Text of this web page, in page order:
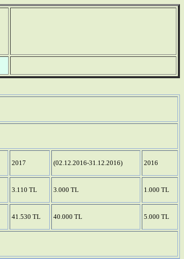
2017 (02.12.2016-31.12.2016) 2016
3.110 TL 3.000 TL 1.000 TL
41.530 TL 40.000 TL 5.000 TL